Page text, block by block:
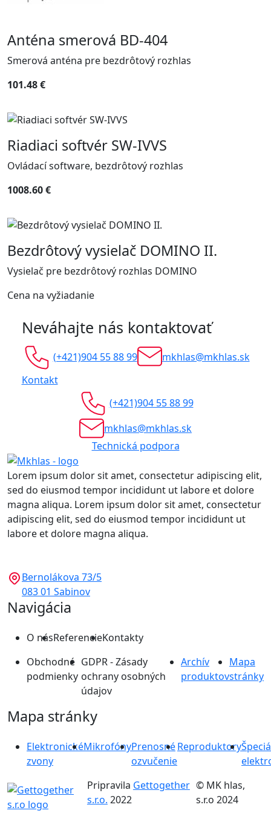
Anténa smerová BD-404
Smerová anténa pre bezdrôtový rozhlas
101.48 €
Riadiaci softvér SW-IVVS
Ovládací software, bezdrôtový rozhlas
1008.60 €
Bezdrôtový vysielač DOMINO II.
Vysielač pre bezdrôtový rozhlas DOMINO
Cena na vyžiadanie
Neváhajte nás kontaktovať
(+421)904 55 88 99
mkhlas@mkhlas.sk
Kontakt
(+421)904 55 88 99
mkhlas@mkhlas.sk
Technická podpora
Lorem ipsum dolor sit amet, consectetur adipiscing elit,
sed do eiusmod tempor incididunt ut labore et dolore
magna aliqua. Lorem ipsum dolor sit amet, consectetur
adipiscing elit, sed do eiusmod tempor incididunt ut
labore et dolore magna aliqua.
Bernolákova 73/5
083 01 Sabinov
Navigácia
O násReferencieKontakty
Obchodné
podmienky
GDPR - Zásady
ochrany osobných
údajov
Archív
produktov
Mapa
stránky
Mapa stránky
Elektronické
zvony
MikrofónyPrenosné
ozvučenie
Reproduktory
Pripravila Gettogether
s.r.o. 2022
© MK hlas,
s.r.o 2024